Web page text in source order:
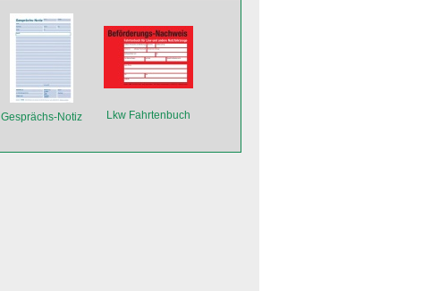
Gesprächs-Notiz Lkw Fahrtenbuch